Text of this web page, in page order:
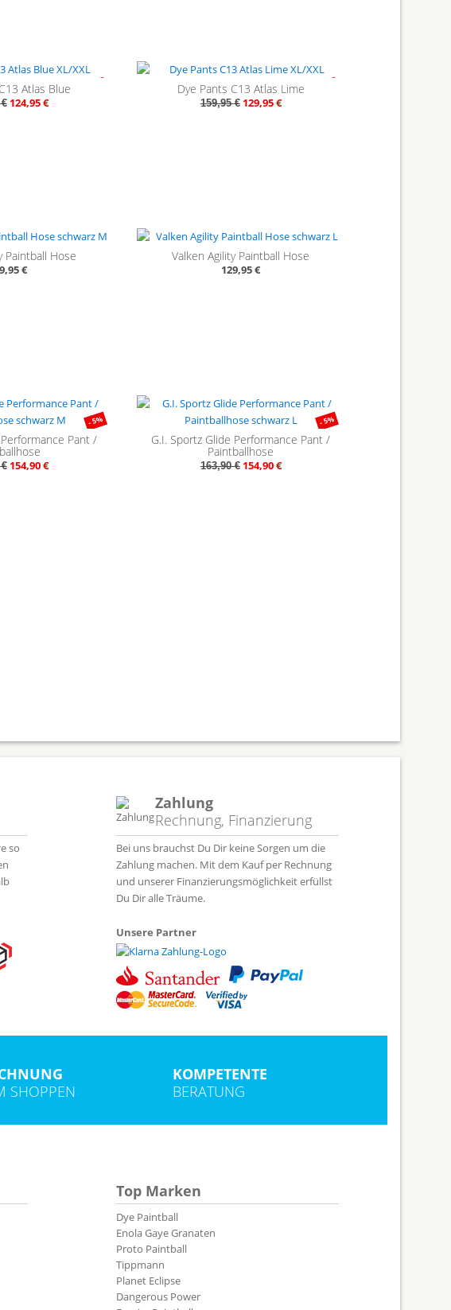
Atlas Blue
124,95 €
Dye Pants C13 Atlas Lime
159,95 €129,95 €
Paintball Hose
€
Valken Agility Paintball Hose
129,95 €
- 5%
Pant /
154,90 €
- 5%
G.I. Sportz Glide Performance Pant /
Paintballhose
163,90 €154,90 €
so
Zahlung
Rechnung, Finanzierung
Bei uns brauchst Du Dir keine Sorgen um die
Zahlung machen. Mit dem Kauf per Rechnung
und unserer Finanzierungsmöglichkeit erfüllst
Du Dir alle Träume.
Unsere Partner
SHOPPEN
KOMPETENTE
BERATUNG
Top Marken
Dye Paintball
Enola Gaye Granaten
Proto Paintball
Tippmann
Planet Eclipse
Dangerous Power